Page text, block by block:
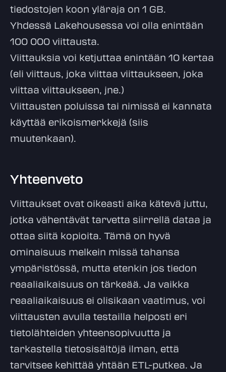
tiedostojen koon yläraja on 1 GB.
Yhdessä Lakehousessa voi olla enintään
100 000 viittausta.
Viittauksia voi ketjuttaa enintään 10 kertaa
(eli viittaus, joka viittaa viittaukseen, joka
viittaa viittaukseen, jne.)
Viittausten poluissa tai nimissä ei kannata
käyttää erikoismerkkejä (siis
muutenkaan).
Yhteenveto
Viittaukset ovat oikeasti aika kätevä juttu,
jotka vähentävät tarvetta siirrellä dataa ja
ottaa siitä kopioita. Tämä on hyvä
ominaisuus melkein missä tahansa
ympäristössä, mutta etenkin jos tiedon
reaaliaikaisuus on tärkeää. Ja vaikka
reaaliaikaisuus ei olisikaan vaatimus, voi
viittausten avulla testailla helposti eri
tietolähteiden yhteensopivuutta ja
tarkastella tietosisältöjä ilman, että
tarvitsee kehittää yhtään ETL-putkea. Ja